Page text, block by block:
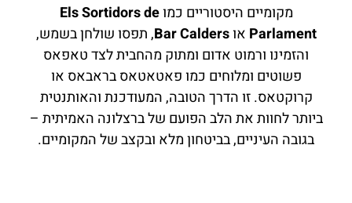
מקומיים היסטוריים כמוEls Sortidors de
Parlament אוBar Calders, תפסו שולחן בשמש,
והזמינו ורמוט אדום ומתוק מהחבית לצד טאפאס
פשוטים ומלוחים כמו פאטאטאס בראבאס או
קרוקטאס. זו הדרך הטובה, המעודכנת והאותנטית
ביותר לחוות את הלב הפועם של ברצלונה האמיתית –
בגובה העיניים, בביטחון מלא ובקצב של המקומיים.